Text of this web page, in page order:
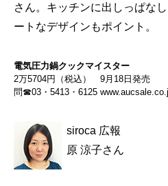
さん。キッチンに出しっぱな
ートなデザインもポイント。
電気圧力鍋クックマイスター
2万5704円（税込） 9月18日発売
問☎03・5413・6125
siroca 広報
原 涼子さん